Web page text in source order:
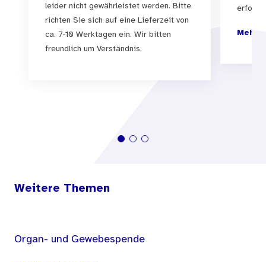
leider nicht gewährleistet werden. Bitte
richten Sie sich auf eine Lieferzeit von
ca. 7-10 Werktagen ein. Wir bitten
freundlich um Verständnis.
Mehr
Weitere Themen
Organ- und Gewebespende